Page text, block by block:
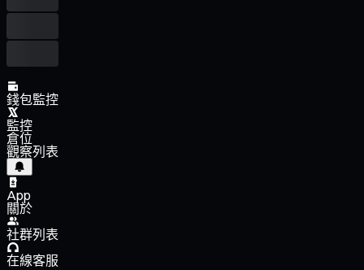
錢包監控
監控
倉位
觀察列表
App
關於
社群列表
在線客服